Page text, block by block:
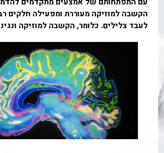
לעבד צלילים. כלומר, הקשבה למוזיקה